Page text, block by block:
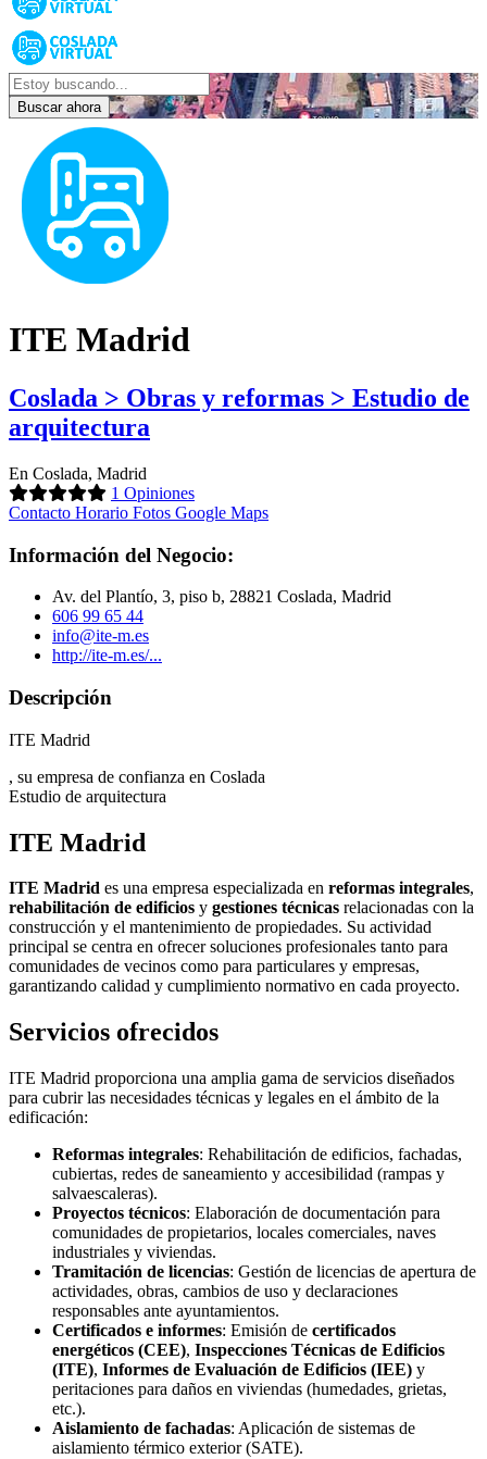
Buscar ahora
ITE Madrid
Coslada > Obras y reformas > Estudio de
arquitectura
En Coslada, Madrid
1 Opiniones
Contacto Horario Fotos Google Maps
Información del Negocio:
Av. del Plantío, 3, piso b, 28821 Coslada, Madrid
606 99 65 44
info@ite-m.es
http://ite-m.es/...
Descripción
ITE Madrid
, su empresa de confianza en Coslada
Estudio de arquitectura
ITE Madrid
ITE Madrid es una empresa especializada en reformas integrales,
rehabilitación de edificios y gestiones técnicas relacionadas con la
construcción y el mantenimiento de propiedades. Su actividad
principal se centra en ofrecer soluciones profesionales tanto para
comunidades de vecinos como para particulares y empresas,
garantizando calidad y cumplimiento normativo en cada proyecto.
Servicios ofrecidos
ITE Madrid proporciona una amplia gama de servicios diseñados
para cubrir las necesidades técnicas y legales en el ámbito de la
edificación:
Reformas integrales: Rehabilitación de edificios, fachadas,
cubiertas, redes de saneamiento y accesibilidad (rampas y
salvaescaleras).
Proyectos técnicos: Elaboración de documentación para
comunidades de propietarios, locales comerciales, naves
industriales y viviendas.
Tramitación de licencias: Gestión de licencias de apertura de
actividades, obras, cambios de uso y declaraciones
responsables ante ayuntamientos.
Certificados e informes: Emisión de certificados
energéticos (CEE), Inspecciones Técnicas de Edificios
(ITE), Informes de Evaluación de Edificios (IEE) y
peritaciones para daños en viviendas (humedades, grietas,
etc.).
Aislamiento de fachadas: Aplicación de sistemas de
aislamiento térmico exterior (SATE).